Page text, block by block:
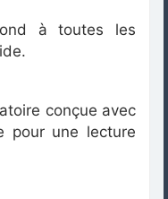
à toutes les
conçue avec
pour une lecture